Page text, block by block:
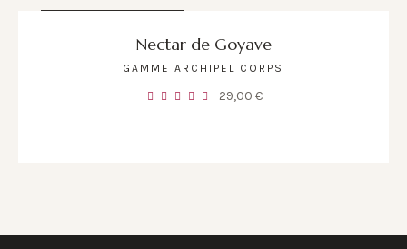
Nectar de Goyave
GAMME ARCHIPEL CORPS
29,00 €